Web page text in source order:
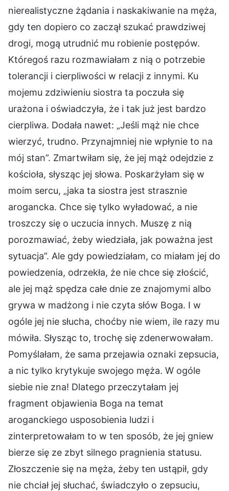
nierealistyczne żądania i naskakiwanie na męża,
gdy ten dopiero co zaczął szukać prawdziwej
drogi, mogą utrudnić mu robienie postępów.
Któregoś razu rozmawiałam z nią o potrzebie
tolerancji i cierpliwości w relacji z innymi. Ku
mojemu zdziwieniu siostra ta poczuła się
urażona i oświadczyła, że i tak już jest bardzo
cierpliwa. Dodała nawet: „Jeśli mąż nie chce
wierzyć, trudno. Przynajmniej nie wpłynie to na
mój stan”. Zmartwiłam się, że jej mąż odejdzie z
kościoła, słysząc jej słowa. Poskarżyłam się w
moim sercu, „jaka ta siostra jest strasznie
arogancka. Chce się tylko wyładować, a nie
troszczy się o uczucia innych. Muszę z nią
porozmawiać, żeby wiedziała, jak poważna jest
sytuacja”. Ale gdy powiedziałam, co miałam jej do
powiedzenia, odrzekła, że nie chce się złościć,
ale jej mąż spędza całe dnie ze znajomymi albo
grywa w madżong i nie czyta słów Boga. I w
ogóle jej nie słucha, choćby nie wiem, ile razy mu
mówiła. Słysząc to, trochę się zdenerwowałam.
Pomyślałam, że sama przejawia oznaki zepsucia,
a nic tylko krytykuje swojego męża. W ogóle
siebie nie zna! Dlatego przeczytałam jej
fragment objawienia Boga na temat
aroganckiego usposobienia ludzi i
zinterpretowałam to w ten sposób, że jej gniew
bierze się ze zbyt silnego pragnienia statusu.
Złoszczenie się na męża, żeby ten ustąpił, gdy
nie chciał jej słuchać, świadczyło o zepsuciu,